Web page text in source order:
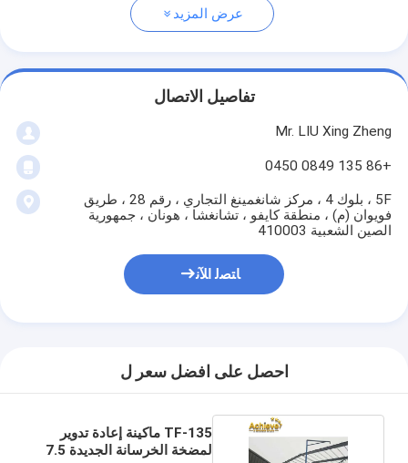
عرض المزيد
تفاصيل الاتصال
Mr. LIU Xing Zheng
+86 135 0849 0450
5F ، بلوك 4 ، مركز شانغمينغ التجاري ، رقم 28 ، طريق
فويوان (م) ، منطقة كايفو ، تشانغشا ، هونان ، جمهورية
الصين الشعبية 410003
ﺎﺘﺼﻟ ﺍﻶﻧ
احصل على افضل سعر ل
TF-135 ماكينة إعادة تدوير
لمضخة الخرسانة الجديدة 7.5